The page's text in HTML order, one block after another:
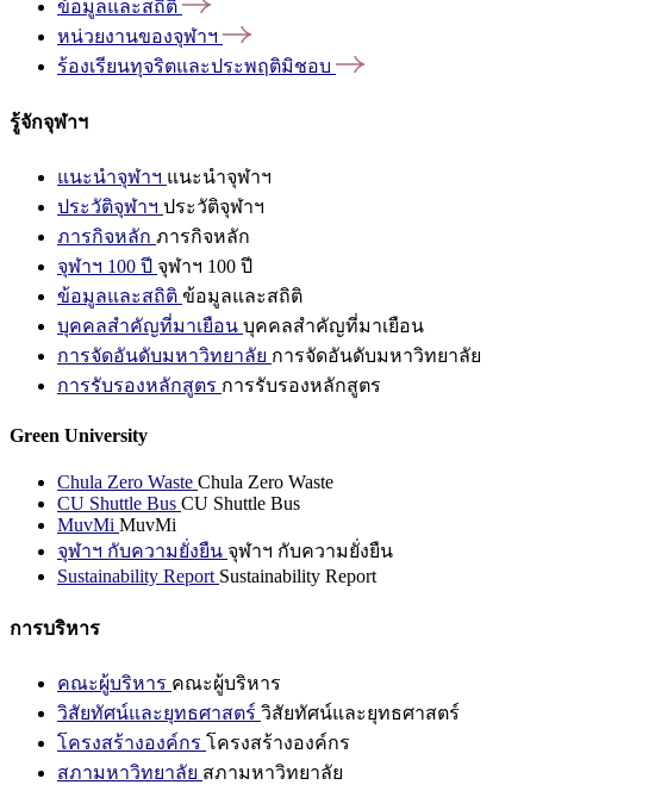
ข้อมูลและสถิติ
หน่วยงานของจุฬาฯ
ร้องเรียนทุจริตและประพฤติมิชอบ
รู้จักจุฬาฯ
แนะนำจุฬาฯ แนะนำจุฬาฯ
ประวัติจุฬาฯ ประวัติจุฬาฯ
ภารกิจหลัก ภารกิจหลัก
จุฬาฯ 100 ปี จุฬาฯ 100 ปี
ข้อมูลและสถิติ ข้อมูลและสถิติ
บุคคลสำคัญที่มาเยือน บุคคลสำคัญที่มาเยือน
การจัดอันดับมหาวิทยาลัย การจัดอันดับมหาวิทยาลัย
การรับรองหลักสูตร การรับรองหลักสูตร
Green University
Chula Zero Waste Chula Zero Waste
CU Shuttle Bus CU Shuttle Bus
MuvMi MuvMi
จุฬาฯ กับความยั่งยืน จุฬาฯ กับความยั่งยืน
Sustainability Report Sustainability Report
การบริหาร
คณะผู้บริหาร คณะผู้บริหาร
วิสัยทัศน์และยุทธศาสตร์ วิสัยทัศน์และยุทธศาสตร์
โครงสร้างองค์กร โครงสร้างองค์กร
สภามหาวิทยาลัย สภามหาวิทยาลัย